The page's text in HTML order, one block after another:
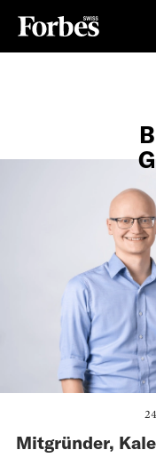
Mitgründer,